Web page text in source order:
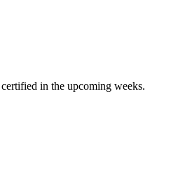
in the upcoming weeks.